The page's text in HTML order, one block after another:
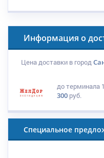
Информация о
Цена доставки в город
до терминала
300 руб.
Специальное